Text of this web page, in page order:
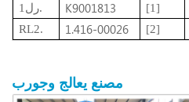
رل1.
K9001813 [1]
RL2.
1.416-00026 [2]
مصنع يعالج وجورب